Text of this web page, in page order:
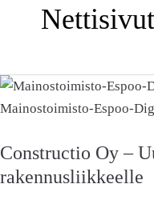
Nettisivut
Constructio Oy –
rakennusliikkeelle
Constructio
Oy
Uuden
nettisivut